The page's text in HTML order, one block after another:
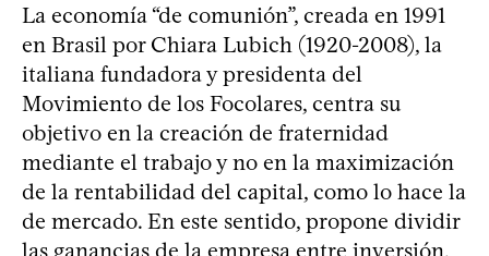
La economía “de comunión”, creada en 1991
en Brasil por Chiara Lubich (1920-2008), la
italiana fundadora y presidenta del
Movimiento de los Focolares, centra su
objetivo en la creación de fraternidad
mediante el trabajo y no en la maximización
de la rentabilidad del capital, como lo hace la
de mercado. En este sentido, propone dividir
las ganancias de la empresa entre inversión,